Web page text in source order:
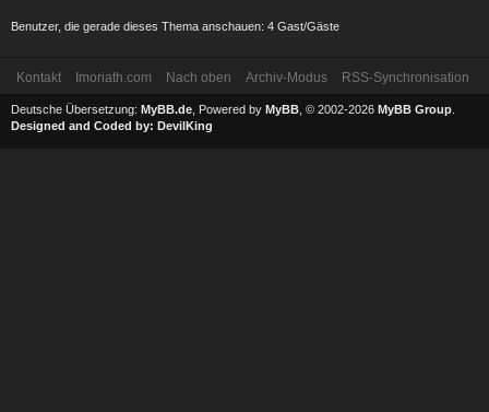
Benutzer, die gerade dieses Thema anschauen: 4 Gast/Gäste
Kontakt Imoriath.com Nach oben Archiv-Modus RSS-Synchronisation
Deutsche Übersetzung: MyBB.de , Powered by MyBB , © 2002-2026 MyBB Group
Designed and Coded by: DevilKing